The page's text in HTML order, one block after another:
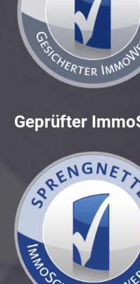
Geprüfter